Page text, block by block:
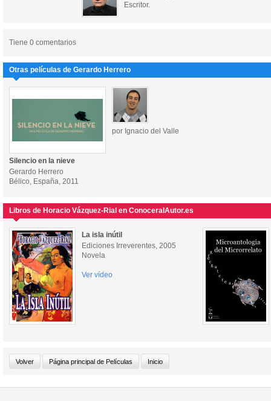
Escritor.
Tiene 0 comentarios
Otras películas de Gerardo Herrero
por Ignacio del Valle
Silencio en la nieve
Gerardo Herrero
Bélico, España, 2011
Libros de Horacio Vázquez-Rial en ConoceralAutor.es
La isla inútil
Ediciones Irreverentes, 2005
Novela
Ver vídeo